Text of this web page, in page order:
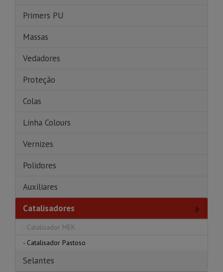
Primers PU
Massas
Vedadores
Proteção
Colas
Linha Colours
Vernizes
Polidores
Auxiliares
Catalisadores
- Catalisador MEK
- Catalisador Pastoso
Selantes